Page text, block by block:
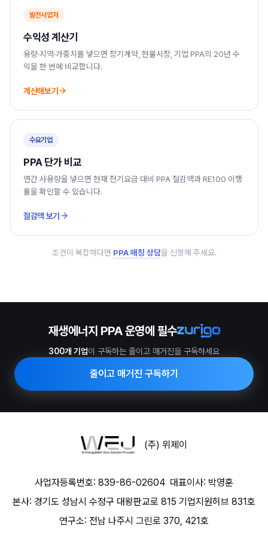
발전사업자
수익성 계산기
용량·지역·가중치를 넣으면 장기계약, 현물시장, 기업 PPA의 20년 수
익을 한 번에 비교합니다.
계산해보기
수요기업
PPA 단가 비교
연간 사용량을 넣으면 현재 전기요금 대비 PPA 절감액과 RE100 이행
률을 확인할 수 있습니다.
절감액 보기
조건이 복잡하다면 PPA 매칭 상담을 신청해 주세요.
재생에너지 PPA 운영에 필수
300개 기업이 구독하는 줄이고 매거진을 구독하세요
줄이고 매거진 구독하기
(주) 위제이
사업자등록번호: 839-86-02604 대표이사: 박영훈
본사: 경기도 성남시 수정구 대왕판교로 815 기업지원허브 831호
연구소: 전남 나주시 그린로 370, 421호